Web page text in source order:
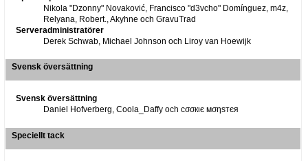
Nikola "Dzonny" Novaković, Francisco "d3vcho" Domínguez, m4z,
Relyana, Robert., Akyhne och GravuTrad
Serveradministratörer
Derek Schwab, Michael Johnson och Liroy van Hoewijk
Svensk översättning
Svensk översättning
Daniel Hofverberg, Coola_Daffy och cσσкιє мσηѕтєя
Speciellt tack